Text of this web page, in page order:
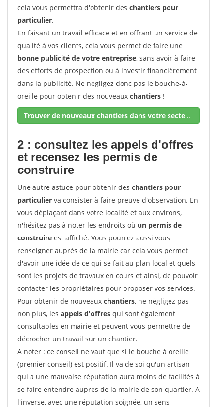
cela vous permettra d'obtenir des chantiers pour
particulier.
En faisant un travail efficace et en offrant un service de
qualité à vos clients, cela vous permet de faire une
bonne publicité de votre entreprise, sans avoir à faire
des efforts de prospection ou à investir financièrement
dans la publicité. Ne négligez donc pas le bouche-à-
oreille pour obtenir des nouveaux chantiers !
Trouver de nouveaux chantiers dans votre secteur !
2 : consultez les appels d'offres
et recensez les permis de
construire
Une autre astuce pour obtenir des chantiers pour
particulier va consister à faire preuve d'observation. En
vous déplaçant dans votre localité et aux environs,
n'hésitez pas à noter les endroits où un permis de
construire est affiché. Vous pourrez aussi vous
renseigner auprès de la mairie car cela vous permet
d'avoir une idée de ce qui se fait au plan local et quels
sont les projets de travaux en cours et ainsi, de pouvoir
contacter les propriétaires pour proposer vos services.
Pour obtenir de nouveaux chantiers, ne négligez pas
non plus, les appels d'offres qui sont également
consultables en mairie et peuvent vous permettre de
décrocher un travail sur un chantier.
A noter : ce conseil ne vaut que si le bouche à oreille
(premier conseil) est positif. Il va de soi qu'un artisan
qui a une mauvaise réputation aura moins de facilités à
se faire entendre auprès de la mairie de son quartier. A
l'inverse, avec une réputation soignée, un sens